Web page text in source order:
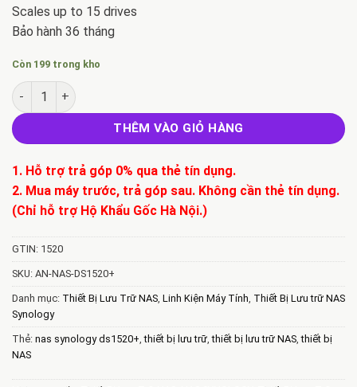
Scales up to 15 drives
Bảo hành 36 tháng
Còn 199 trong kho
Thiết bị lưu trữ NAS Synology DS1520+ số lượng
THÊM VÀO GIỎ HÀNG
1. Hỗ trợ trả góp 0% qua thẻ tín dụng.
2. Mua máy trước, trả góp sau. Không cần thẻ tín dụng.
(Chỉ hỗ trợ Hộ Khẩu Gốc Hà Nội.)
GTIN: 1520
SKU: AN-NAS-DS1520+
Danh mục: Thiết Bị Lưu Trữ NAS, Linh Kiện Máy Tính, Thiết Bị Lưu trữ NAS
Synology
Thẻ: nas synology ds1520+,thiết bị lưu trữ,thiết bị lưu trữ NAS,thiết bị
NAS